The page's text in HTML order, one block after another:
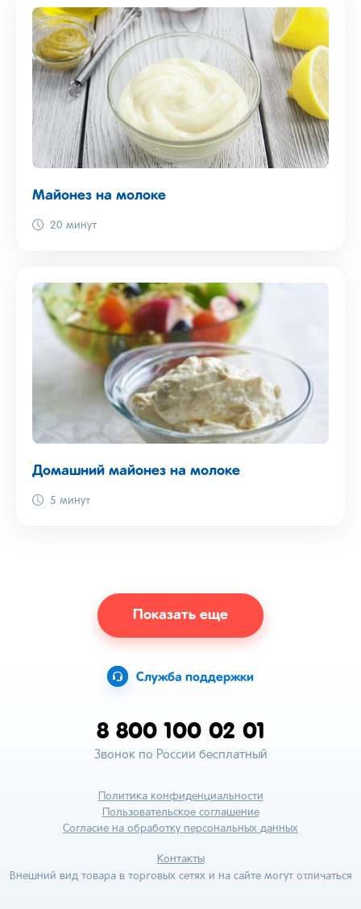
Майонез на молоке
20 минут
Домашний майонез на молоке
5 минут
Показать еще
Служба поддержки
8 800 100 02 01
Звонок по России бесплатный
Политика конфиденциальности
Пользовательское соглашение
Согласие на обработку персональных данных
Контакты
Внешний вид товара в торговых сетях и на сайте могут отличаться